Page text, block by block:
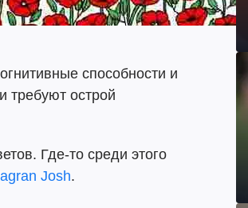
способности и
требуют острой
Где-то среди этого
Josh.